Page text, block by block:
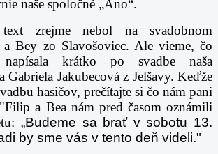
naše spoločné „Áno“.
zrejme nebol na svadobnom
Bey zo Slavošoviec. Ale vieme, čo
krátko po svadbe naša
Gabriela Jakubecová z Jelšavy. Keďže
hasičov, prečítajte si čo nám pani
a Bea nám pred časom oznámili
„Budeme sa brať v sobotu 13.
by sme vás v tento deň videli."